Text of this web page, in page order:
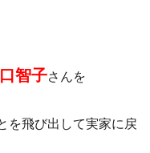
智子さんを
を飛び出して実家に戻